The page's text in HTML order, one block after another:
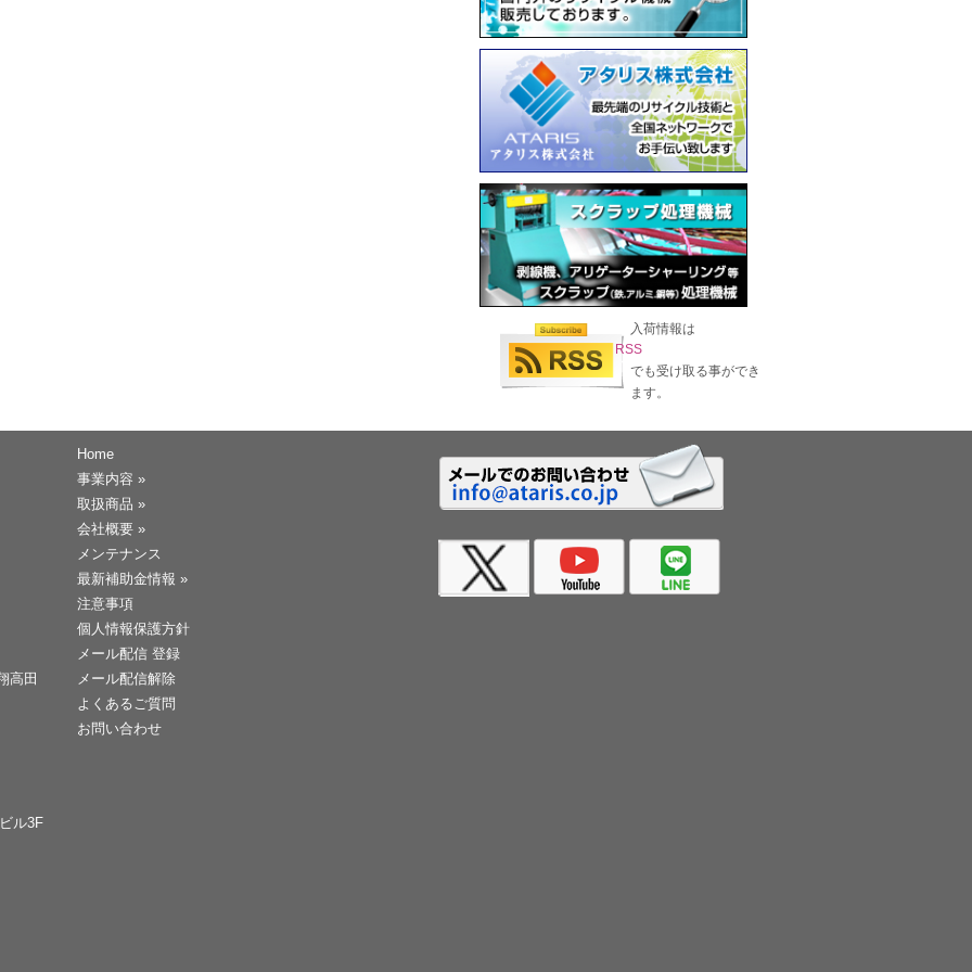
入荷情報は
RSS
でも受け取る事ができ
ます。
高田
ル3F
Home
事業内容 »
取扱商品 »
会社概要 »
メンテナンス
最新補助金情報 »
注意事項
個人情報保護方針
メール配信 登録
メール配信解除
よくあるご質問
お問い合わせ